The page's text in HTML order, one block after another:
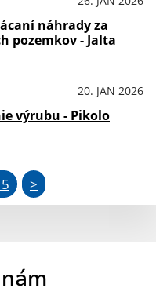
náhrady za
pozemkov - Jalta
20. JAN 2026
výrubu - Pikolo
>